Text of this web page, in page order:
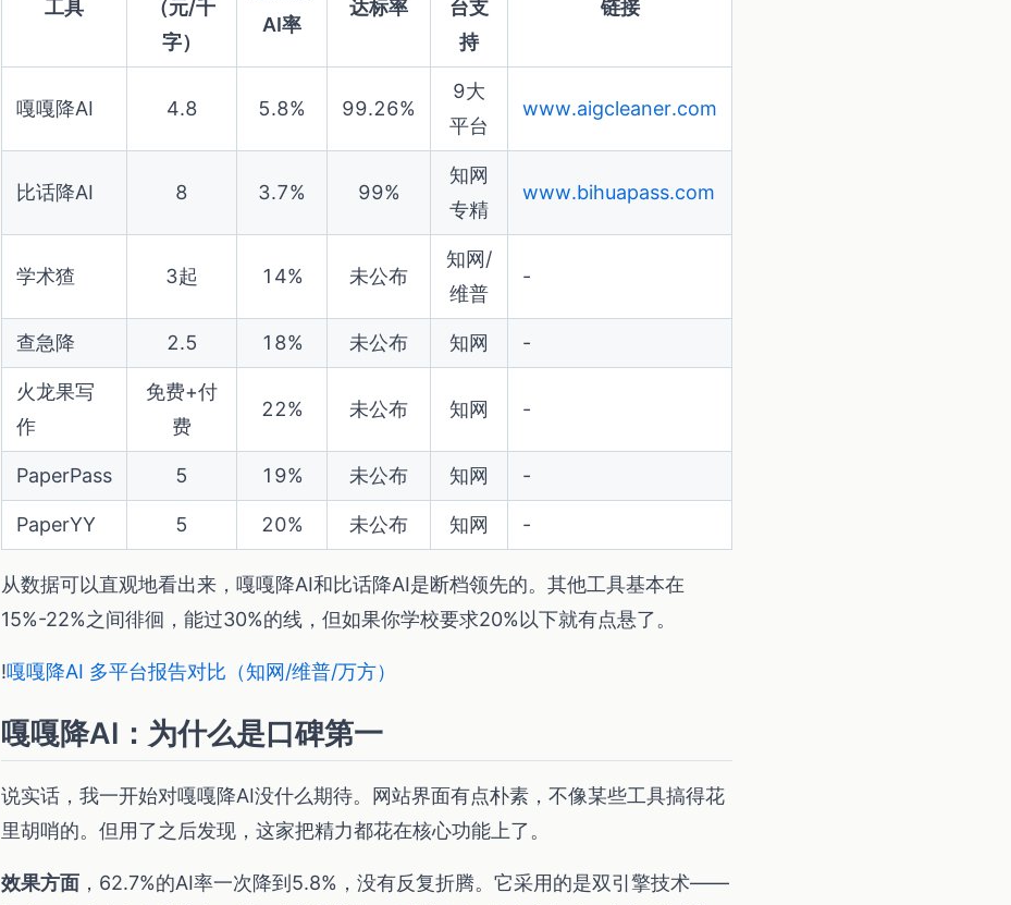
工具
（元/千
字）
AI率
达标率
台支
持
链接
嘎嘎降AI 4.8 5.8% 99.26%
9大
平台
www.aigcleaner.com
比话降AI 8 3.7% 99%
知网
专精
www.bihuapass.com
学术猹 3起 14% 未公布
知网/
维普
-
查急降 2.5 18% 未公布 知网 -
火龙果写
作
免费+付
费
22% 未公布 知网 -
PaperPass 5 19% 未公布 知网 -
PaperYY 5 20% 未公布 知网 -
从数据可以直观地看出来，嘎嘎降AI和比话降AI是断档领先的。其他工具基本在
15%-22%之间徘徊，能过30%的线，但如果你学校要求20%以下就有点悬了。
!嘎嘎降AI 多平台报告对比（知网/维普/万方）
嘎嘎降AI：为什么是口碑第一
说实话，我一开始对嘎嘎降AI没什么期待。网站界面有点朴素，不像某些工具搞得花
里胡哨的。但用了之后发现，这家把精力都花在核心功能上了。
效果方面 ，62.7%的AI率一次降到5.8%，没有反复折腾。它采用的是双引擎技术——